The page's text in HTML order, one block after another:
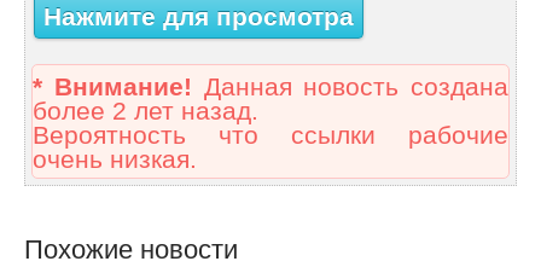
Нажмите для просмотра
* Внимание! Данная новость создана
более 2 лет назад.
Вероятность что ссылки рабочие
очень низкая.
Похожие новости